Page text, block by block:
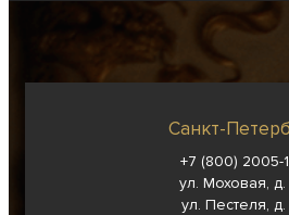
Санкт-
+7 (800) 2005-
ул. Моховая, д.
ул. Пестеля, д.